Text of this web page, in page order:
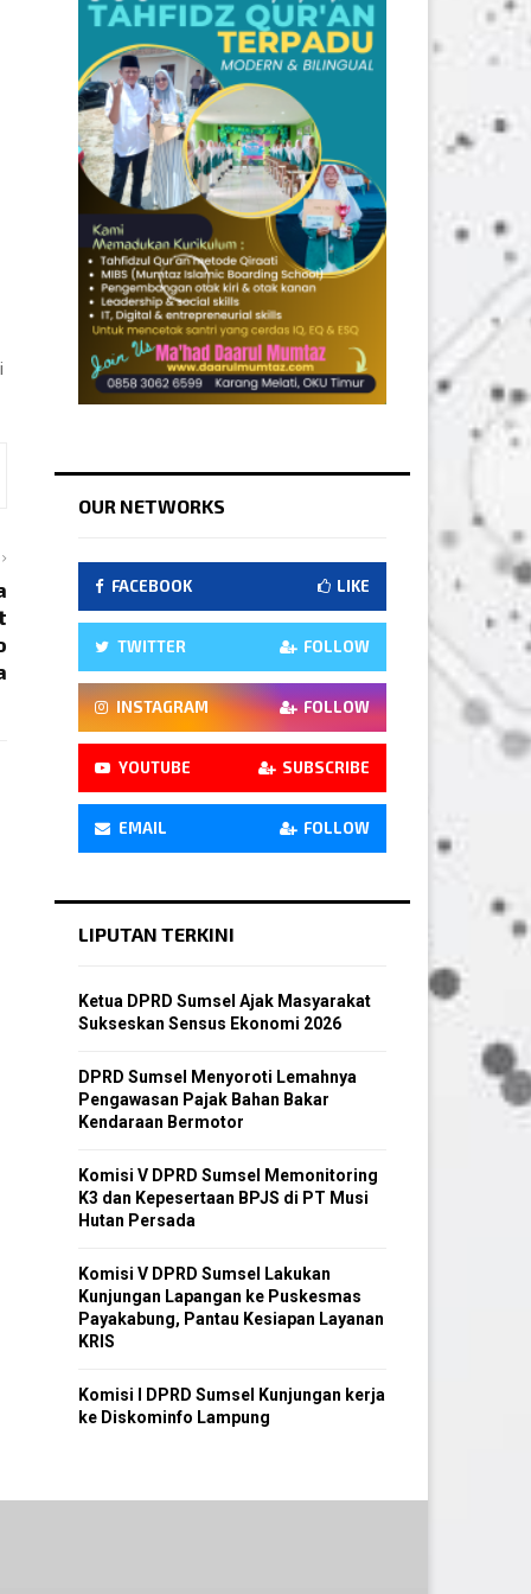
OUR NETWORKS
FACEBOOK LIKE
TWITTER FOLLOW
INSTAGRAM FOLLOW
YOUTUBE SUBSCRIBE
EMAIL FOLLOW
LIPUTAN TERKINI
Ketua DPRD Sumsel Ajak Masyarakat
Sukseskan Sensus Ekonomi 2026
DPRD Sumsel Menyoroti Lemahnya
Pengawasan Pajak Bahan Bakar
Kendaraan Bermotor
Komisi V DPRD Sumsel Memonitoring
K3 dan Kepesertaan BPJS di PT Musi
Hutan Persada
Komisi V DPRD Sumsel Lakukan
Kunjungan Lapangan ke Puskesmas
Payakabung, Pantau Kesiapan Layanan
KRIS
Komisi I DPRD Sumsel Kunjungan kerja
ke Diskominfo Lampung